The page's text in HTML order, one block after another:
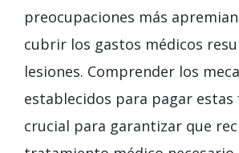
preocupaciones más
cubrir los gastos médicos
lesiones. Comprender los
establecidos para pagar estas
crucial para garantizar que